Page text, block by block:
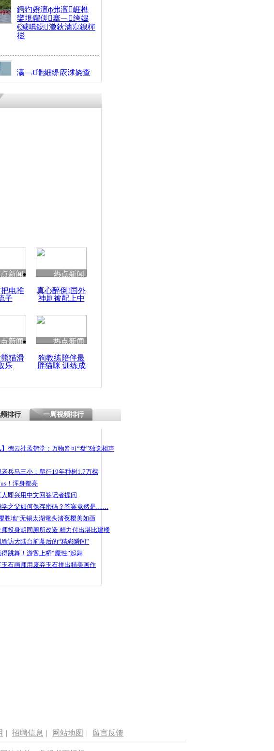
鍔犳嬁澶ф弗澶崕榫
欒垷鑺傞搴﹁绔嬧
€滅唺鐚澂鈥濇寫鎴樿
禌
瀛﹁€咃細缇庡浗娆查
€间笢鍗椾簹涓庝腑鍥
熷悎浣� 涓ㄥ浗闄呰
新闻
电推
子
热点新闻
真心醉倒!国外
神剧被配上中
新闻
猫滑
乐
热点新闻
狗教练陪伴最
胖猫咪 训练成
排行 一周视频排行
】德云社孟鹤堂：万物皆可“盘”独觉相声
兵马三小：爬行19年种树1.7万棵
！浑身都亮
即兴用中文回答记者提问
学之父如何保存密码？答案竟然是……
胜地”无锡太湖鼋头渚夜樱美如画
投身胡同厕所改造 精力付出堪比建楼
访大陆台前幕后的“精彩瞬间”
跳舞！游客上桥“魔性”起舞
石画师用废弃玉石拼出精美画作
| 招聘信息 | 网站地图 | 留言反馈